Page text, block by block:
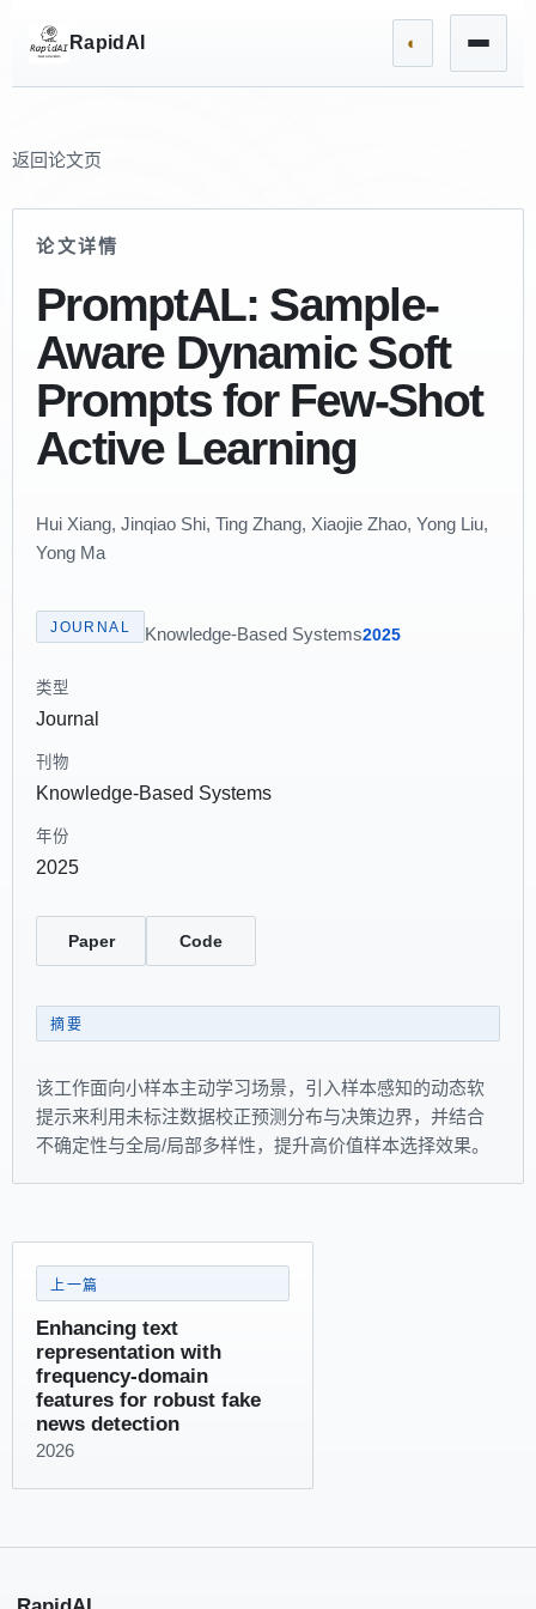
RapidAI ◐
返回论文页
论文详情
PromptAL: Sample-
Aware Dynamic Soft
Prompts for Few-Shot
Active Learning
Hui Xiang, Jinqiao Shi, Ting Zhang, Xiaojie Zhao, Yong Liu,
Yong Ma
JOURNAL Knowledge-Based Systems2025
类型
Journal
刊物
Knowledge-Based Systems
年份
2025
Paper Code
摘要
该工作面向小样本主动学习场景，引入样本感知的动态软
提示来利用未标注数据校正预测分布与决策边界，并结合
不确定性与全局/局部多样性，提升高价值样本选择效果。
上一篇
Enhancing text
representation with
frequency-domain
features for robust fake
news detection
2026